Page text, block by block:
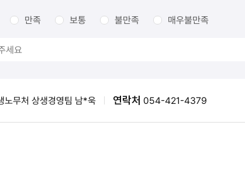
만족 보통 불만족 매우불만족
노무처 상생경영팀 남*욱 연락처 054-421-4379